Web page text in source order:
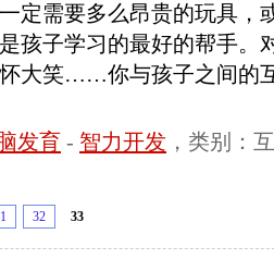
定需要多么昂贵的玩具，
孩子学习的最好的帮手。
大笑……你与孩子之间的
发育 - 智力开发 ，类别：
32 33